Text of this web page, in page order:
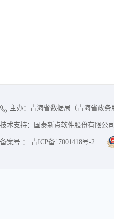
主办：青海省数据局（青海省政务
技术支持：国泰新点软件股份有限公司
备案号 ： 青ICP备17001418号-2